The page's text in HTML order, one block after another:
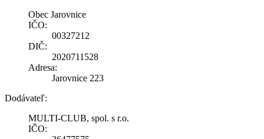
Obec Jarovnice
IČO:
00327212
DIČ:
2020711528
Adresa:
Jarovnice 223
Dodávateľ:
MULTI-CLUB, spol. s r.o.
IČO: